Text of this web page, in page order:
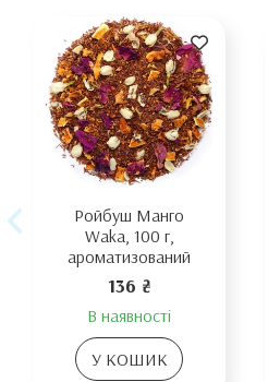
Ройбуш Манго
Waka, 100 г,
ароматизований
136 ₴
В наявності
У КОШИК